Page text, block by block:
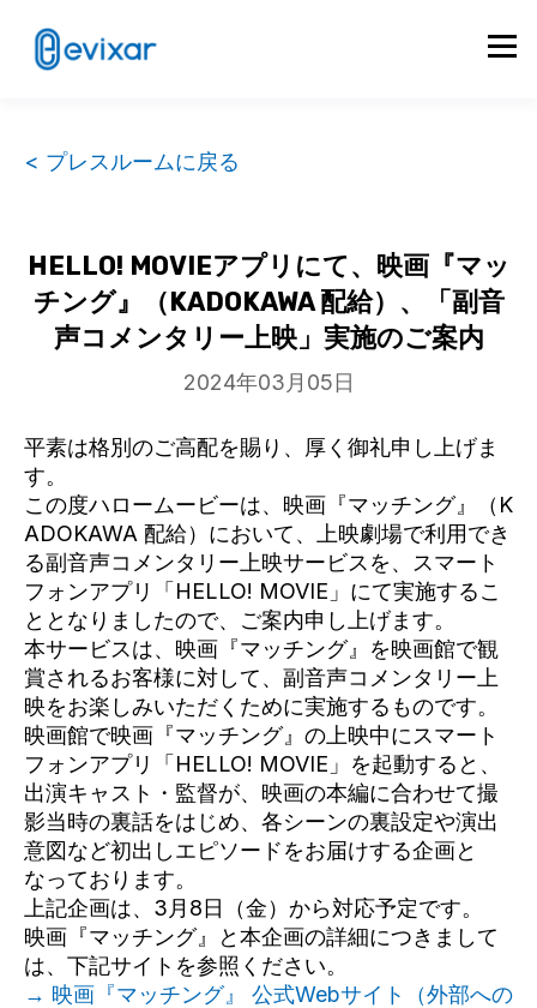
< プレスルームに戻る
HELLO! MOVIEアプリにて、映画『マッ
チング』（KADOKAWA 配給）、「副音
声コメンタリー上映」実施のご案内
2024年03月05日
平素は格別のご高配を賜り、厚く御礼申し上げま
す。
この度ハロームービーは、映画『マッチング』（K
ADOKAWA 配給）において、上映劇場で利用でき
る副音声コメンタリー上映サービスを、スマート
フォンアプリ「HELLO! MOVIE」にて実施するこ
ととなりましたので、ご案内申し上げます。
本サービスは、映画『マッチング』を映画館で観
賞されるお客様に対して、副音声コメンタリー上
映をお楽しみいただくために実施するものです。
映画館で映画『マッチング』の上映中にスマート
フォンアプリ「HELLO! MOVIE」を起動すると、
出演キャスト・監督が、映画の本編に合わせて撮
影当時の裏話をはじめ、各シーンの裏設定や演出
意図など初出しエピソードをお届けする企画と
なっております。
上記企画は、3月8日（金）から対応予定です。
映画『マッチング』と本企画の詳細につきまして
は、下記サイトを参照ください。
→ 映画『マッチング』 公式Webサイト（外部への